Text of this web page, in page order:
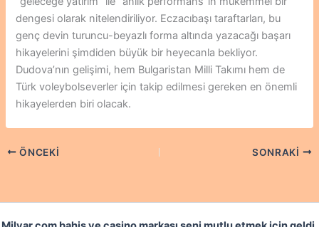
dengesi olarak nitelendiriliyor. Eczacıbaşı taraftarları, bu
genç devin turuncu-beyazlı forma altında yazacağı başarı
hikayelerini şimdiden büyük bir heyecanla bekliyor.
Dudova’nın gelişimi, hem Bulgaristan Milli Takımı hem de
Türk voleybolseverler için takip edilmesi gereken en önemli
hikayelerden biri olacak.
ÖNCEKI SONRAKI